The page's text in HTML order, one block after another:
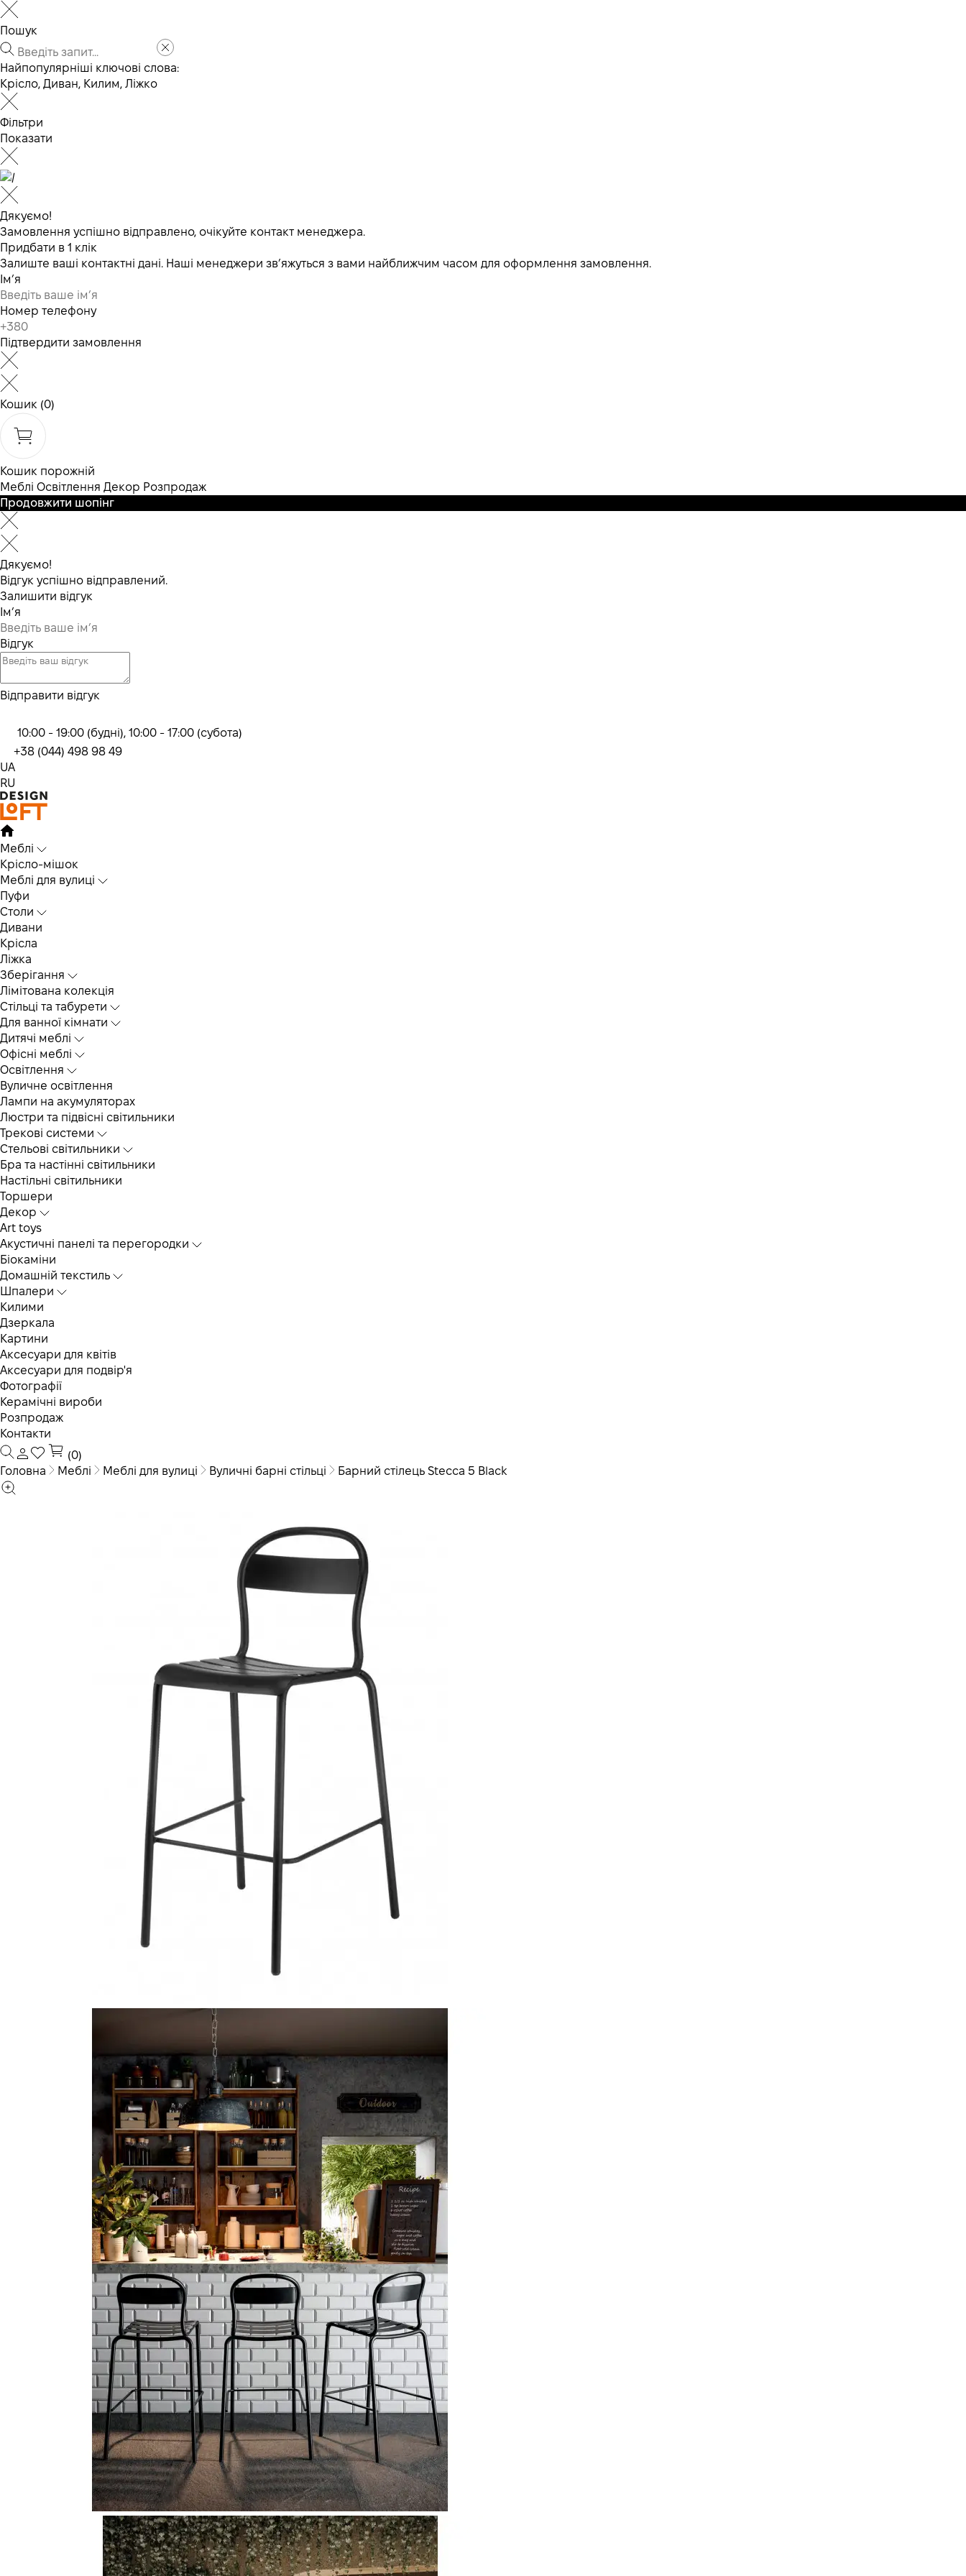
Пошук
Найпопулярніші ключові слова:
Крісло, Диван, Килим, Ліжко
Фільтри
Показати
Дякуємо!
Замовлення успішно відправлено, очікуйте контакт менеджера.
Придбати в 1 клік
Залиште ваші контактні дані. Наші менеджери зв’яжуться з вами найближчим часом для оформлення замовлення.
Ім’я
Номер телефону
Підтвердити замовлення
Кошик (0)
Кошик порожній
Меблі Освітлення Декор Розпродаж
Продовжити шопінг
Дякуємо!
Відгук успішно відправлений.
Залишити відгук
Ім’я
Відгук
Відправити відгук
10:00 - 19:00 (будні), 10:00 - 17:00 (субота)
+38 (044) 498 98 49
UA
RU
Меблі
Крісло-мішок
Меблі для вулиці
Пуфи
Столи
Дивани
Крісла
Ліжка
Зберігання
Лімітована колекція
Стільці та табурети
Для ванної кімнати
Дитячі меблі
Офісні меблі
Освітлення
Вуличне освітлення
Лампи на акумуляторах
Люстри та підвісні світильники
Трекові системи
Cтельові світильники
Бра та настінні світильники
Настільні світильники
Торшери
Декор
Art toys
Акустичні панелі та перегородки
Біокаміни
Домашній текстиль
Шпалери
Килими
Дзеркала
Картини
Аксесуари для квітів
Аксесуари для подвір'я
Фотографії
Керамічні вироби
Розпродаж
Контакти
(0)
Головна
Меблі Меблі для вулиці Вуличні барні стільці Барний стілець Stecca 5 Black